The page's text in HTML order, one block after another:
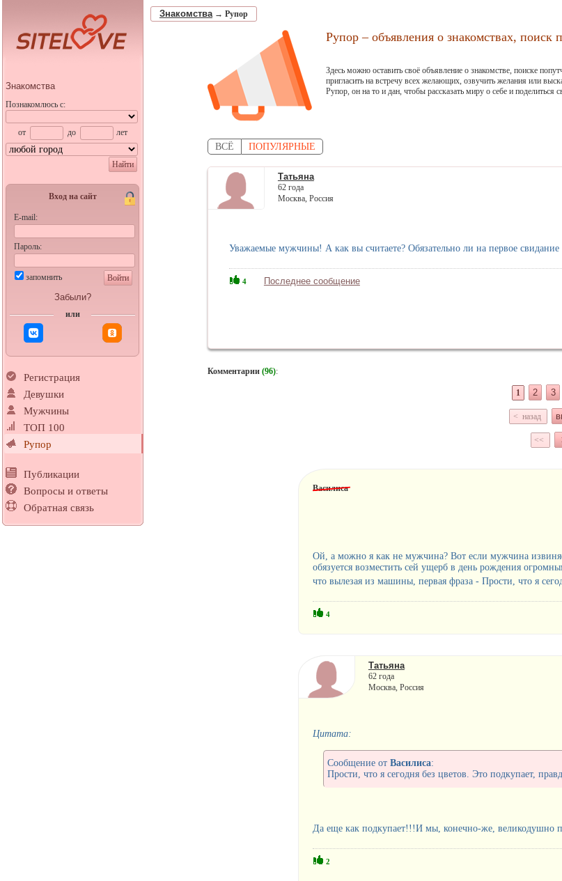
Знакомства
Познакомлюсь с:
от до лет
Найти
Вход на сайт
E-mail:
Пароль:
запомнить Войти
Забыли?
или
Регистрация
Девушки
Мужчины
ТОП 100
Рупор
Публикации
Вопросы и ответы
Обратная связь
Знакомства→ Рупор
Рупор – объявления о знакомствах, поиск
Здесь можно оставить своё объявление о знакомстве, поиске
пригласить на встречу всех желающих, озвучить желания или
Рупор, он на то и дан, чтобы рассказать миру о себе и поделиться
ВСЁ ПОПУЛЯРНЫЕ
Татьяна
62 года
Москва, Россия
Уважаемые мужчины! А как вы считаете? Обязательно ли на первое
4 Последнее сообщение
Комментарии (96):
1 2 3
< назад
<<
Василиса
Ой, а можно я как не мужчина? Вот если мужчина
обязуется возместить сей ущерб в день рождения
что вылезая из машины, первая фраза - Прости, что я
4
Татьяна
62 года
Москва, Россия
Цитата:
Сообщение от Василиса:
Прости, что я сегодня без цветов. Это подкупает,
Да еще как подкупает!!!И мы, конечно-же, великодушно
2